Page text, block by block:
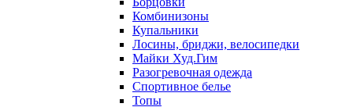
Комбинизоны
Купальники
Лосины, бриджи, велосипедки
Майки Худ.Гим
Разогревочная одежда
Спортивное белье
Топы